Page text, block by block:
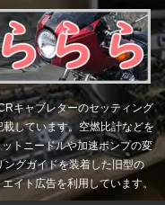
キャブレターのセッティング
しています。空燃比計などを
トニードルや加速ポンプの変
グガイドを装着した旧型の
イト広告を利用しています。